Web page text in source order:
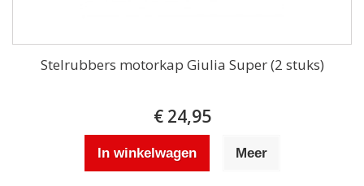
Stelrubbers motorkap Giulia Super (2 stuks)
€ 24,95
In winkelwagen Meer